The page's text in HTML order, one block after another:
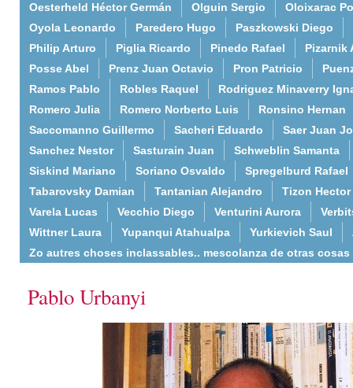
Oesterheld Héctor Germán
Olguin Sergio
Oloixarac
Oyola Leonardo
Paredero Hugo
Paszkowski Diego
Philip Arturo
Piglia Ricardo Pinedo Rafael
Pizarnik
Posse Abel
Prenz Juan Octavio Pron Patricio
Ramos Pablo
Robles Raquel
Rodriguez Minaverry
Romero Julia
Romero Norberto Luis
Ronsino Hernan
Saccomanno Guillermo
Sacheri Eduardo
Saer Juan
Sanchez Nestor
Sasturain Juan
Schweblin Samanta
Siskind Mariano
Soriano Osvaldo
Spregelburd Rafael
Tabarovsky Damian
Tantanian Alejandro
Tizon Hector
Varela Lucas
Vecchio Diego Venturini Aurora
Wittner Laura
Yupanqui Atahualpa Yurkievich Saul
Zo autres choses inclassables.. mescolanza de otras cosas
Pablo Urbanyi